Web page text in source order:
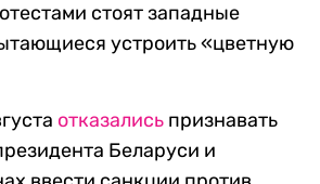
стоят западные
устроить «цветную
отказались признавать
Беларуси и